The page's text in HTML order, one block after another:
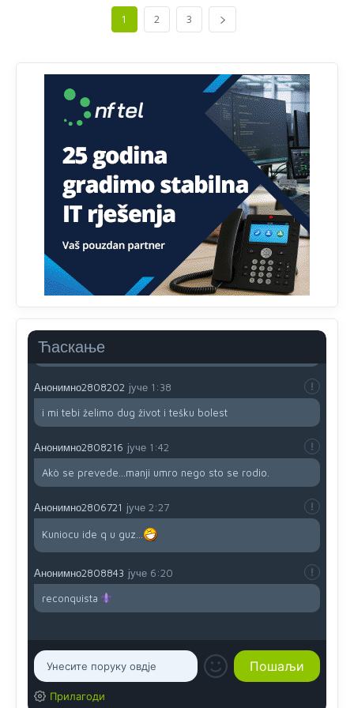
1 2 3
Ћаскање
Dobro zboris 791,ovaj721 dok nije bilo interneta,samo
Анонимно2807895 јуче 12:18
Drzi pod kontrolom tri stvari jezik,karakter i
ponasanje...Uzivotu brani tri stvari:cast,prijatelja i
slabije.Iz zivota iskljuci tri stvari uvredu,neznanje i
dok si ziv gaji tri stvari dobrotu,pamet i
prijateljstvo!!
Анонимно2806721 јуче 12:39
791 BiH nije priznala Kosovo kao nezavisnu državu jer
genocidna tvorevina pravi smetnju a recimo Srbija je
davnopriznala.Na svakom proizvodu iz Srbije stoji -
uvoznik za Kosovo
Анонимно2806721 јуче 12:45
da brani? A imamo vojsku Kosova kojoj želimo svako
dobro i da se što bolje opreme
Анонимно2808202 јуче 1:38
i mi tebi želimo dug život i tešku bolest
Анонимно2808216 јуче 1:42
Akò se prevede...manji umro nego sto se rodio.
Анонимно2806721 јуче 2:27
Kuniocu ide q u guz...
Анонимно2808843 јуче 6:20
reconquista
Прилагоди